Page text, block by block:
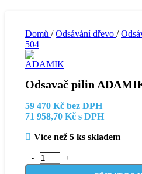
Domů / Odsávání dřevo /
504
Odsavač pilin
59 470 Kč bez DPH
71 958,70 Kč s DPH
Více než 5 ks skladem
Odsavač pilin ADAMIK FT